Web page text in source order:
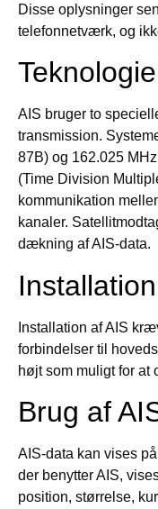
Disse oplysninger
telefonnetværk, og
AIS bruger to
transmission.
87B) og 162.025
(Time Division
kommunikation
kanaler.
dækning af AIS-data.
Installation af AIS
forbindelser til
højt som muligt for at
Brug af
AIS-data kan vises
der benytter AIS,
position, størrelse,